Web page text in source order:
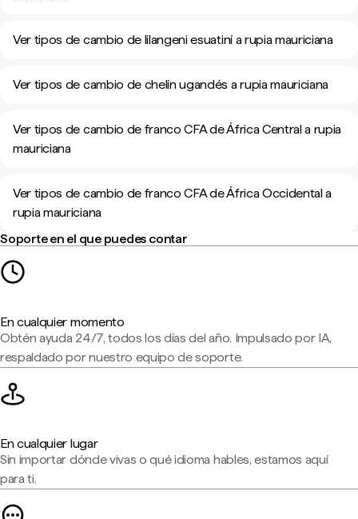
Ver tipos de cambio de lilangeni esuatiní a rupia mauriciana
Ver tipos de cambio de chelín ugandés a rupia mauriciana
Ver tipos de cambio de franco CFA de África Central a rupia
mauriciana
Ver tipos de cambio de franco CFA de África Occidental a
rupia mauriciana
Soporte en el que puedes contar
En cualquier momento
Obtén ayuda 24/7, todos los días del año. Impulsado por IA,
respaldado por nuestro equipo de soporte.
En cualquier lugar
Sin importar dónde vivas o qué idioma hables, estamos aquí
para ti.